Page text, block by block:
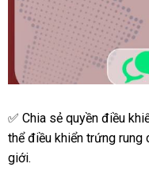
rung
Viotec
Violet
✅ Chia sẻ quyền điều
thể điều khiển trứng rung
giới.